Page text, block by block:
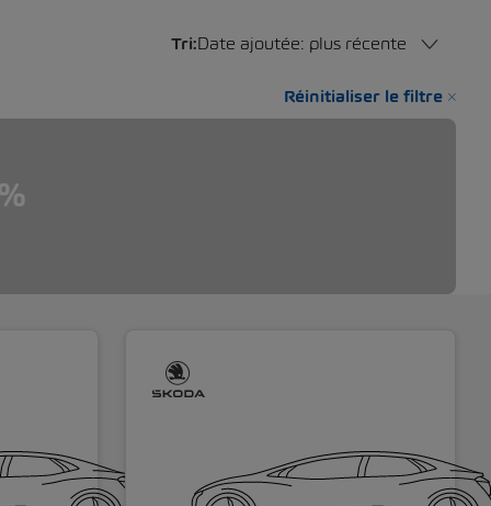
Tri:Date ajoutée: plus récente
Réinitialiser le filtre